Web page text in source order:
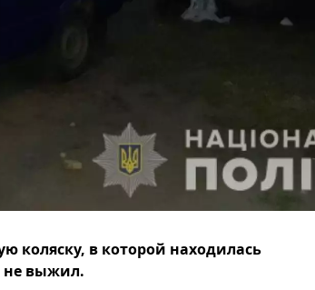
коляску, в которой находилась
не выжил.